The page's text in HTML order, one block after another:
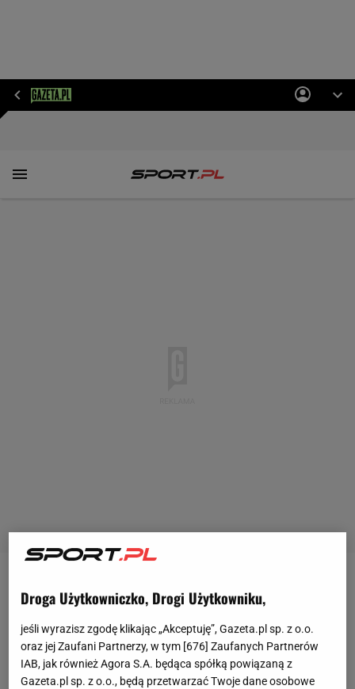
Projekt Warszawa bez większych szans z
ekipą Semeniuka w półfinale LM [ZAPIS
RELACJI]
Droga Użytkowniczko, Drogi Użytkowniku,
jeśli wyrazisz zgodę klikając „Akceptuję”, Gazeta.pl sp. z o.o.
oraz jej Zaufani Partnerzy, w tym [676] Zaufanych Partnerów
IAB, jak również Agora S.A. będąca spółką powiązaną z
Gazeta.pl sp. z o.o., będą przetwarzać Twoje dane osobowe